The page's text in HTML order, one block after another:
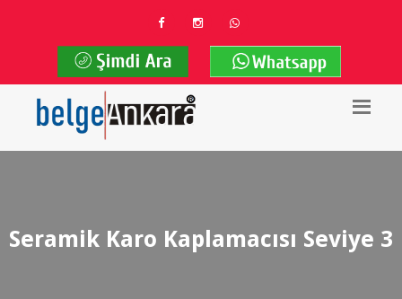
Seramik Karo Kaplamacısı Seviye 3